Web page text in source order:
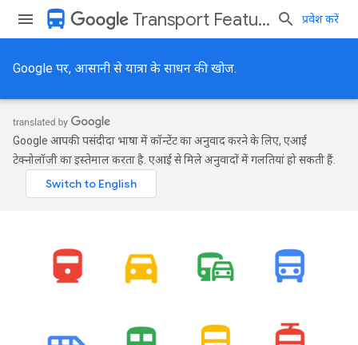
directions_bus Transport Features API प्रवेश करें
Google पर, आसानी से यात्रा के साधन की खोज.
Google आपकी पसंदीदा भाषा में कॉन्टेंट का अनुवाद करने के लिए, एआई
टेक्नोलॉजी का इस्तेमाल करता है. एआई से मिले अनुवादों में गलतियां हो सकती हैं.